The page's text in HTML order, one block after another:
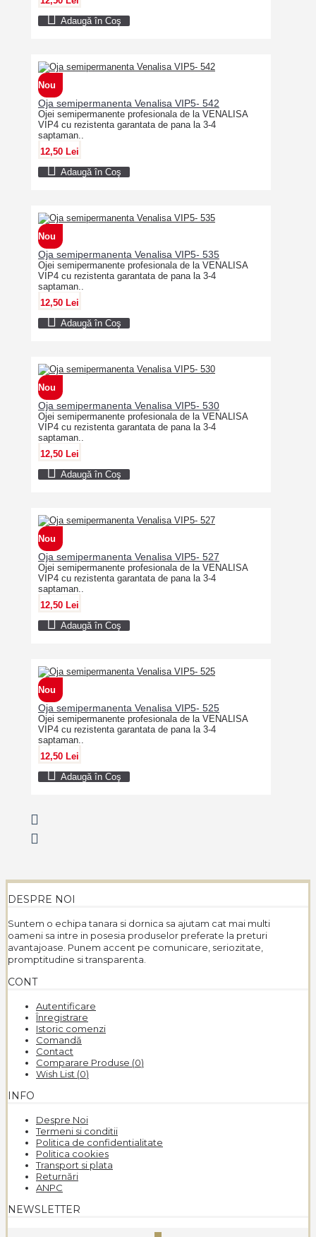
Adaugă în Coş
Nou
Oja semipermanenta Venalisa VIP5- 542
Ojei semipermanente profesionala de la VENALISA
VIP4 cu rezistenta garantata de pana la 3-4
saptaman..
12,50 Lei
Adaugă în Coş
Nou
Oja semipermanenta Venalisa VIP5- 535
Ojei semipermanente profesionala de la VENALISA
VIP4 cu rezistenta garantata de pana la 3-4
saptaman..
12,50 Lei
Adaugă în Coş
Nou
Oja semipermanenta Venalisa VIP5- 530
Ojei semipermanente profesionala de la VENALISA
VIP4 cu rezistenta garantata de pana la 3-4
saptaman..
12,50 Lei
Adaugă în Coş
Nou
Oja semipermanenta Venalisa VIP5- 527
Ojei semipermanente profesionala de la VENALISA
VIP4 cu rezistenta garantata de pana la 3-4
saptaman..
12,50 Lei
Adaugă în Coş
Nou
Oja semipermanenta Venalisa VIP5- 525
Ojei semipermanente profesionala de la VENALISA
VIP4 cu rezistenta garantata de pana la 3-4
saptaman..
12,50 Lei
Adaugă în Coş
DESPRE NOI
Suntem o echipa tanara si dornica sa ajutam cat mai multi
oameni sa intre in posesia produselor preferate la preturi
avantajoase. Punem accent pe comunicare, seriozitate,
promptitudine si transparenta.
CONT
Autentificare
Înregistrare
Istoric comenzi
Comandă
Contact
Comparare Produse (0)
Wish List (0)
INFO
Despre Noi
Termeni si conditii
Politica de confidentialitate
Politica cookies
Transport si plata
Returnări
ANPC
NEWSLETTER